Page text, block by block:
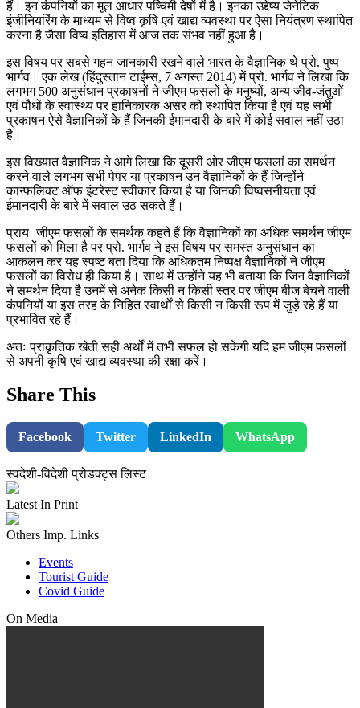
हैं। इन कंपनियों का मूल आधार पष्चिमी देषों में है। इनका उद्देष्य जेनेटिक
इंजीनियरिंग के माध्यम से विष्व कृषि एवं खाद्य व्यवस्था पर ऐसा नियंत्रण स्थापित
करना है जैसा विष्व इतिहास में आज तक संभव नहीं हुआ है।
इस विषय पर सबसे गहन जानकारी रखने वाले भारत के वैज्ञानिक थे प्रो. पुष्प
भार्गव। एक लेख (हिंदुस्तान टाईम्स, 7 अगस्त 2014) में प्रो. भार्गव ने लिखा कि
लगभग 500 अनुसंधान प्रकाषनों ने जीएम फसलों के मनुष्यों, अन्य जीव-जंतुओं
एवं पौधों के स्वास्थ्य पर हानिकारक असर को स्थापित किया है एवं यह सभी
प्रकाषन ऐसे वैज्ञानिकों के हैं जिनकी ईमानदारी के बारे में कोई सवाल नहीं उठा
है।
इस विख्यात वैज्ञानिक ने आगे लिखा कि दूसरी ओर जीएम फसलां का समर्थन
करने वाले लगभग सभी पेपर या प्रकाषन उन वैज्ञानिकों के हैं जिन्होंने
कान्फलिक्ट ऑफ इंटरेस्ट स्वीकार किया है या जिनकी विष्वसनीयता एवं
ईमानदारी के बारे में सवाल उठ सकते हैं।
प्रायः जीएम फसलों के समर्थक कहते हैं कि वैज्ञानिकों का अधिक समर्थन जीएम
फसलों को मिला है पर प्रो. भार्गव ने इस विषय पर समस्त अनुसंधान का
आकलन कर यह स्पष्ट बता दिया कि अधिकतम निष्पक्ष वैज्ञानिकों ने जीएम
फसलों का विरोध ही किया है। साथ में उन्होंने यह भी बताया कि जिन वैज्ञानिकों
ने समर्थन दिया है उनमें से अनेक किसी न किसी स्तर पर जीएम बीज बेचने वाली
कंपनियों या इस तरह के निहित स्वार्थों से किसी न किसी रूप में जुड़े रहे हैं या
प्रभावित रहे हैं।
अतः प्राकृतिक खेती सही अर्थों में तभी सफल हो सकेगी यदि हम जीएम फसलों
से अपनी कृषि एवं खाद्य व्यवस्था की रक्षा करें।
Share This
Facebook Twitter LinkedIn WhatsApp
स्वदेशी-विदेशी प्रोडक्ट्स लिस्ट
Latest In Print
Others Imp. Links
Events
Tourist Guide
Covid Guide
On Media